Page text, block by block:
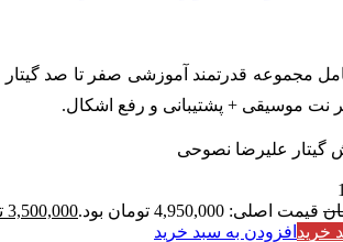
نت موسیقی + پشتیبانی و رفع اشکال.
گیتار علیرضا نصوحی
قیمت اصلی: 4,950,000 تومان بود. 3,500,000
خرید افزودن به سبد خرید